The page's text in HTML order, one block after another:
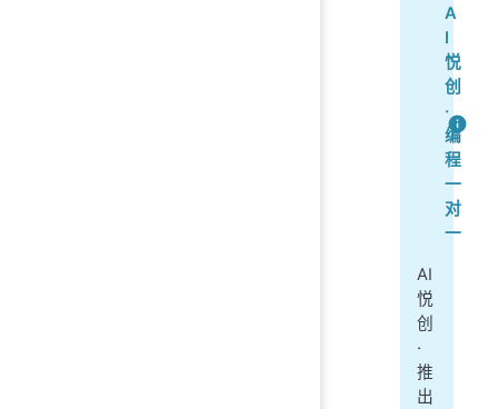
A
I
悦
创
·
编
程
一
对
一
AI
悦
创
·
推
出